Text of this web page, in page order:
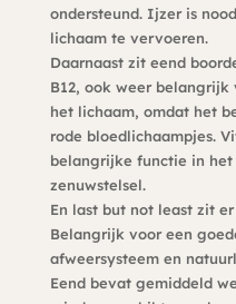
ondersteund. Ijzer is
lichaam te vervoeren.
Daarnaast zit eend
B12, ook weer
het lichaam, omdat het
rode bloedlichaampjes.
belangrijke functie in
zenuwstelsel.
En last but not least zit
Belangrijk voor een
afweersysteem en
Eend bevat gemiddeld